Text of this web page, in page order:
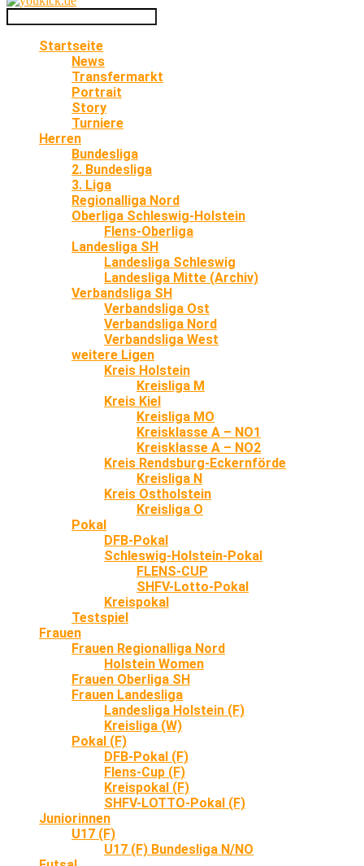
Startseite
News
Transfermarkt
Portrait
Story
Turniere
Herren
Bundesliga
2. Bundesliga
3. Liga
Regionalliga Nord
Oberliga Schleswig-Holstein
Flens-Oberliga
Landesliga SH
Landesliga Schleswig
Landesliga Mitte (Archiv)
Verbandsliga SH
Verbandsliga Ost
Verbandsliga Nord
Verbandsliga West
weitere Ligen
Kreis Holstein
Kreisliga M
Kreis Kiel
Kreisliga MO
Kreisklasse A – NO1
Kreisklasse A – NO2
Kreis Rendsburg-Eckernförde
Kreisliga N
Kreis Ostholstein
Kreisliga O
Pokal
DFB-Pokal
Schleswig-Holstein-Pokal
FLENS-CUP
SHFV-Lotto-Pokal
Kreispokal
Testspiel
Frauen
Frauen Regionalliga Nord
Holstein Women
Frauen Oberliga SH
Frauen Landesliga
Landesliga Holstein (F)
Kreisliga (W)
Pokal (F)
DFB-Pokal (F)
Flens-Cup (F)
Kreispokal (F)
SHFV-LOTTO-Pokal (F)
Juniorinnen
U17 (F)
U17 (F) Bundesliga N/NO